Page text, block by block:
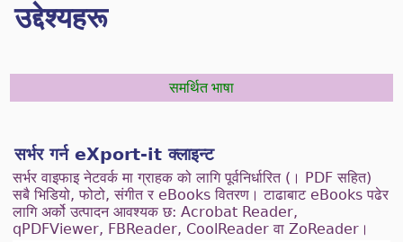
उद्देश्यहरू
समर्थित भाषा
सर्भर गर्न eXport-it क्लाइन्ट
सर्भर वाइफाइ नेटवर्क मा ग्राहक को लागि पूर्वनिर्धारित (। PDF सहित)
सबै भिडियो, फोटो, संगीत र eBooks वितरण। टाढाबाट eBooks पढेर
लागि अर्को उत्पादन आवश्यक छ: Acrobat Reader,
qPDFViewer, FBReader, CoolReader वा ZoReader।